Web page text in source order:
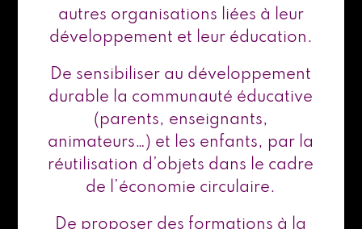
autres organisations liées à leur
développement et leur éducation.
De sensibiliser au développement
durable la communauté éducative
(parents, enseignants,
animateurs…) et les enfants, par la
réutilisation d’objets dans le cadre
de l’économie circulaire.
De proposer des formations à la